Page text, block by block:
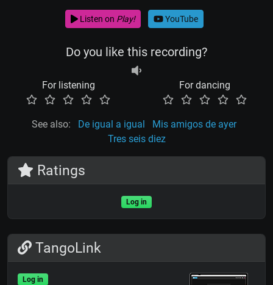
Listen on Play! YouTube
Do you like this recording?
For listening For dancing
See also: De igual a igual
Mis amigos de ayer
Tres seis diez
Ratings
Log in
TangoLink
Log in